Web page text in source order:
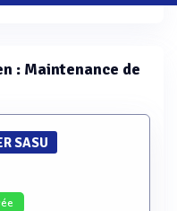
: Maintenance de
SASU